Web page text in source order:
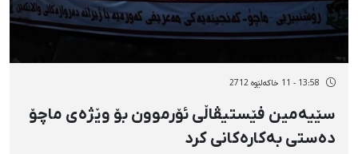
13:58 - 11 خاکەلێوه 2712
سێیەمین فێستیڤاڵی ئۆرموون بۆ وێژەی ماچۆ
دەستی بەكارەكانی كرد